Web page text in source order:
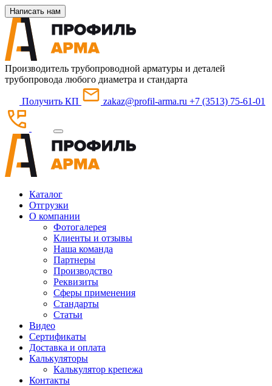
Написать нам
Производитель трубопроводной арматуры и деталей
трубопровода любого диаметра и стандарта
Получить КП zakaz@profil-arma.ru +7 (3513) 75-61-01
Каталог
Отгрузки
О компании
Фотогалерея
Клиенты и отзывы
Наша команда
Партнеры
Производство
Реквизиты
Сферы применения
Стандарты
Статьи
Видео
Сертификаты
Доставка и оплата
Калькуляторы
Калькулятор крепежа
Контакты